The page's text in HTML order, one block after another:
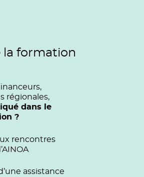
la formation
régionales,
dans le
?
rencontres
assistance